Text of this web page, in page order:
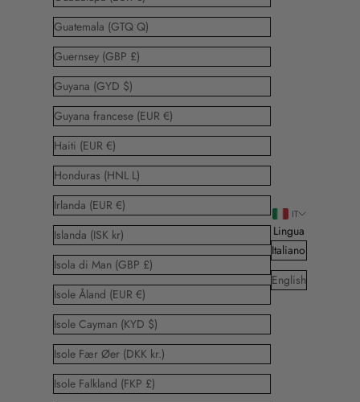
Guatemala (GTQ Q)
Guernsey (GBP £)
Guyana (GYD $)
Guyana francese (EUR €)
Haiti (EUR €)
Honduras (HNL L)
Irlanda (EUR €)
Islanda (ISK kr)
Isola di Man (GBP £)
Isole Åland (EUR €)
Isole Cayman (KYD $)
Isole Fær Øer (DKK kr.)
Isole Falkland (FKP £)
IT
Lingua
Italiano
English